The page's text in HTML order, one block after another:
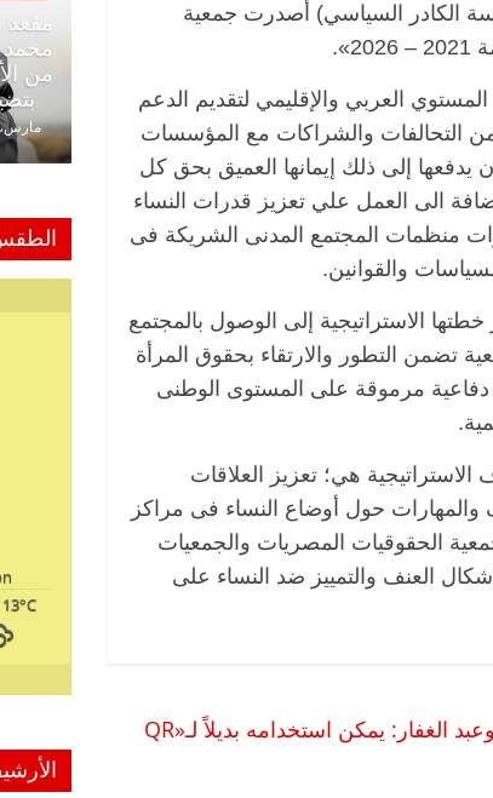
الكادر السياسي) أصدرت جمعية
العربي والإقليمي لتقديم الدعم
من التحالفات والشراكات مع المؤسسات
أن يدفعها إلى ذلك إيمانها العميق بحق كل
الى العمل علي تعزيز قدرات النساء
منظمات المجتمع المدنى الشريكة فى
والقوانين.
الاستراتيجية إلى الوصول بالمجتمع
تضمن التطور والارتقاء بحقوق المرأة
دفاعية مرموقة على المستوى الوطنى
هي؛ تعزيز العلاقات
والمهارات حول أوضاع النساء فى مراكز
الحقوقيات المصريات والجمعيات
العنف والتمييز ضد النساء على
الصحة تُطلق تطبيق «اطمئن» ليكون بمثابة جواز سفر صحي.. وعبد الغفار: يمكن استخدامه بديلاً لـ«QR
مقعد شاغر على الإفطار
رمضان.. د. عبدالخالق
اقتصادي في انتظار حلم
الحبايب
22 فبراير، 2026
مائدة الإفطار.. يحيى
فارس مقاومة
°C